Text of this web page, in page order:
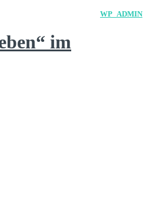
WP_ADMIN
im